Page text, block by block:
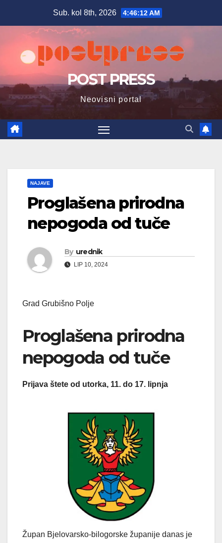
Sub. kol 8th, 2026 4:46:13 AM
POST PRESS
Neovisni portal
NAJAVE
Proglašena prirodna
nepogoda od tuče
By urednik
LIP 10, 2024
Grad Grubišno Polje
Proglašena prirodna
nepogoda od tuče
Prijava štete od utorka, 11. do 17. lipnja
Župan Bjelovarsko-bilogorske županije danas je